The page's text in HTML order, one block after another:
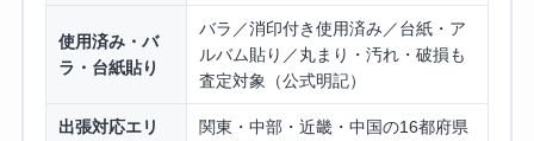
使用済み・バ
ラ・台紙貼り
バラ／消印付き使用済み／台紙・ア
ルバム貼り／丸まり・汚れ・破損も
査定対象（公式明記）
出張対応エリ
関東・中部・近畿・中国の16都府県